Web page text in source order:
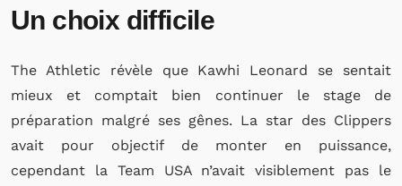
Un choix difficile
The Athletic révèle que Kawhi Leonard se sentait
mieux et comptait bien continuer le stage de
préparation malgré ses gênes. La star des Clippers
avait pour objectif de monter en puissance,
cependant la Team USA n’avait visiblement pas le